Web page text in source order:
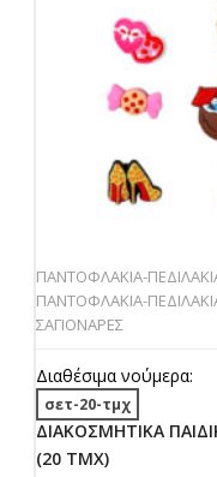
ΠΑΝΤΟΦΛΑΚΙΑ-
ΠΑΝΤOΦΛΑΚΙΑ-
ΣΑΓΙΟΝΑΡΕΣ
Διαθέσιμα νούμερα:
σετ-20-τμχ
ΔΙΑΚΟΣΜΗΤΙΚΑ
(20 ΤΜΧ)